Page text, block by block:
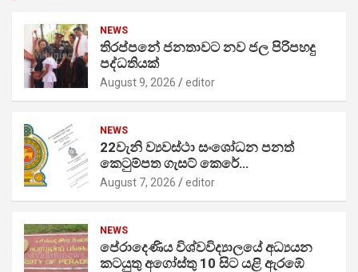
NEWS
තිරප්පනේ ජනතාවට නව ජල පිරිපහදු
පද්ධතියක්
August 9, 2026 editor
NEWS
22වැනි ව්‍යවස්ථා සංශෝධන පනත්
කෙටුම්පත ගැසට් කෙරේ…
August 7, 2026 editor
NEWS
පේරාදෙණිය විශ්වවිද්‍යාලයේ අධ්‍යයන
කටයුතු අගෝස්තු 10 සිට යළි ඇරඹේ